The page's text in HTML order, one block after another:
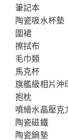
筆記本
陶瓷吸水杯墊
圍裙
擦拭布
毛巾類
馬克杯
旗艦級相片沖
抱枕
噴繪水晶壓克
陶瓷磁鐵
陶瓷鍋墊